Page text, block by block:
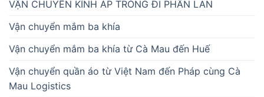
VẬN CHUYỂN KÍNH ÁP TRÒNG ĐI PHẦN LAN
Vận chuyển mắm ba khía
Vận chuyển mắm ba khía từ Cà Mau đến Huế
Vận chuyển quần áo từ Việt Nam đến Pháp cùng Cà
Mau Logistics